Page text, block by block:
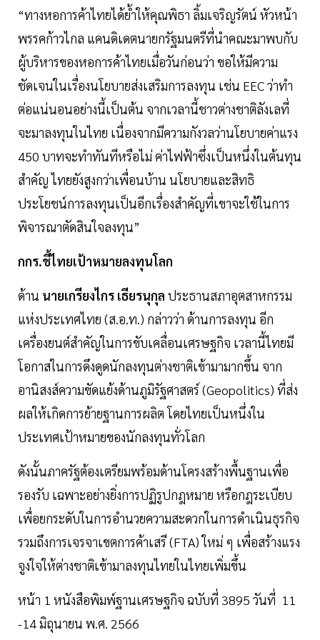
“ทางหอการค้าไทยได้ย้ำให้คุณพิธา ลิ้มเจริญรัตน์ หัวหน้า
พรรคก้าวไกล แคนดิเดตนายกรัฐมนตรีที่นำคณะมาพบกับ
ผู้บริหารของหอการค้าไทยเมื่อวันก่อนว่า ขอให้มีความ
ชัดเจนในเรื่องนโยบายส่งเสริมการลงทุน เช่น EEC ว่าทำ
ต่อแน่นอนอย่างนี้เป็นต้น จากเวลานี้ชาวต่างชาติลังเลที่
จะมาลงทุนในไทย เนื่องจากมีความกังวลว่านโยบายค่าแรง
450 บาทจะทำทันทีหรือไม่ ค่าไฟฟ้าซึ่งเป็นหนึ่งในต้นทุน
สำคัญ ไทยยังสูงกว่าเพื่อนบ้าน นโยบายและสิทธิ
ประโยชน์การลงทุนเป็นอีกเรื่องสำคัญที่เขาจะใช้ในการ
พิจารณาตัดสินใจลงทุน”
กกร.ชี้ไทยเป้าหมายลงทุนโลก
ด้าน นายเกรียงไกร เธียรนุกุล ประธานสภาอุตสาหกรรม
แห่งประเทศไทย (ส.อ.ท.) กล่าวว่า ด้านการลงทุน อีก
เครื่องยนต์สำคัญในการขับเคลื่อนเศรษฐกิจ เวลานี้ไทยมี
โอกาสในการดึงดูดนักลงทุนต่างชาติเข้ามามากขึ้น จาก
อานิสงส์ความขัดแย้งด้านภูมิรัฐศาสตร์ (Geopolitics) ที่ส่ง
ผลให้เกิดการย้ายฐานการผลิต โดยไทยเป็นหนึ่งใน
ประเทศเป้าหมายของนักลงทุนทั่วโลก
ดังนั้นภาครัฐต้องเตรียมพร้อมด้านโครงสร้างพื้นฐานเพื่อ
รองรับ เฉพาะอย่างยิ่งการปฏิรูปกฎหมาย หรือกฎระเบียบ
เพื่อยกระดับในการอำนวยความสะดวกในการดำเนินธุรกิจ
รวมถึงการเจรจาเขตการค้าเสรี (FTA) ใหม่ ๆ เพื่อสร้างแรง
จูงใจให้ต่างชาติเข้ามาลงทุนไทยในไทยเพิ่มขึ้น
หน้า 1 หนังสือพิมพ์ฐานเศรษฐกิจ ฉบับที่ 3895 วันที่ 11
-14 มิถุนายน พ.ศ. 2566